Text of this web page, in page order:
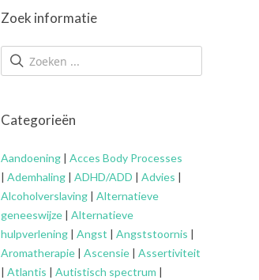
Zoek informatie
Categorieën
Aandoening | Acces Body Processes
| Ademhaling | ADHD/ADD | Advies |
Alcoholverslaving | Alternatieve
geneeswijze | Alternatieve
hulpverlening | Angst | Angststoornis |
Aromatherapie | Ascensie | Assertiviteit
| Atlantis | Autistisch spectrum |